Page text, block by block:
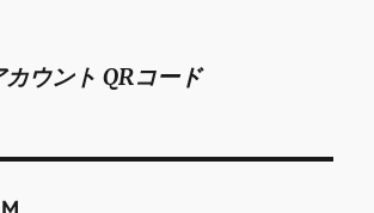
ウント QRコード